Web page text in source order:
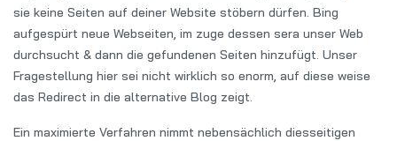
sie keine Seiten auf deiner Website stöbern dürfen. Bing
aufgespürt neue Webseiten, im zuge dessen sera unser Web
durchsucht & dann die gefundenen Seiten hinzufügt. Unser
Fragestellung hier sei nicht wirklich so enorm, auf diese weise
das Redirect in die alternative Blog zeigt.
Ein maximierte Verfahren nimmt nebensächlich diesseitigen